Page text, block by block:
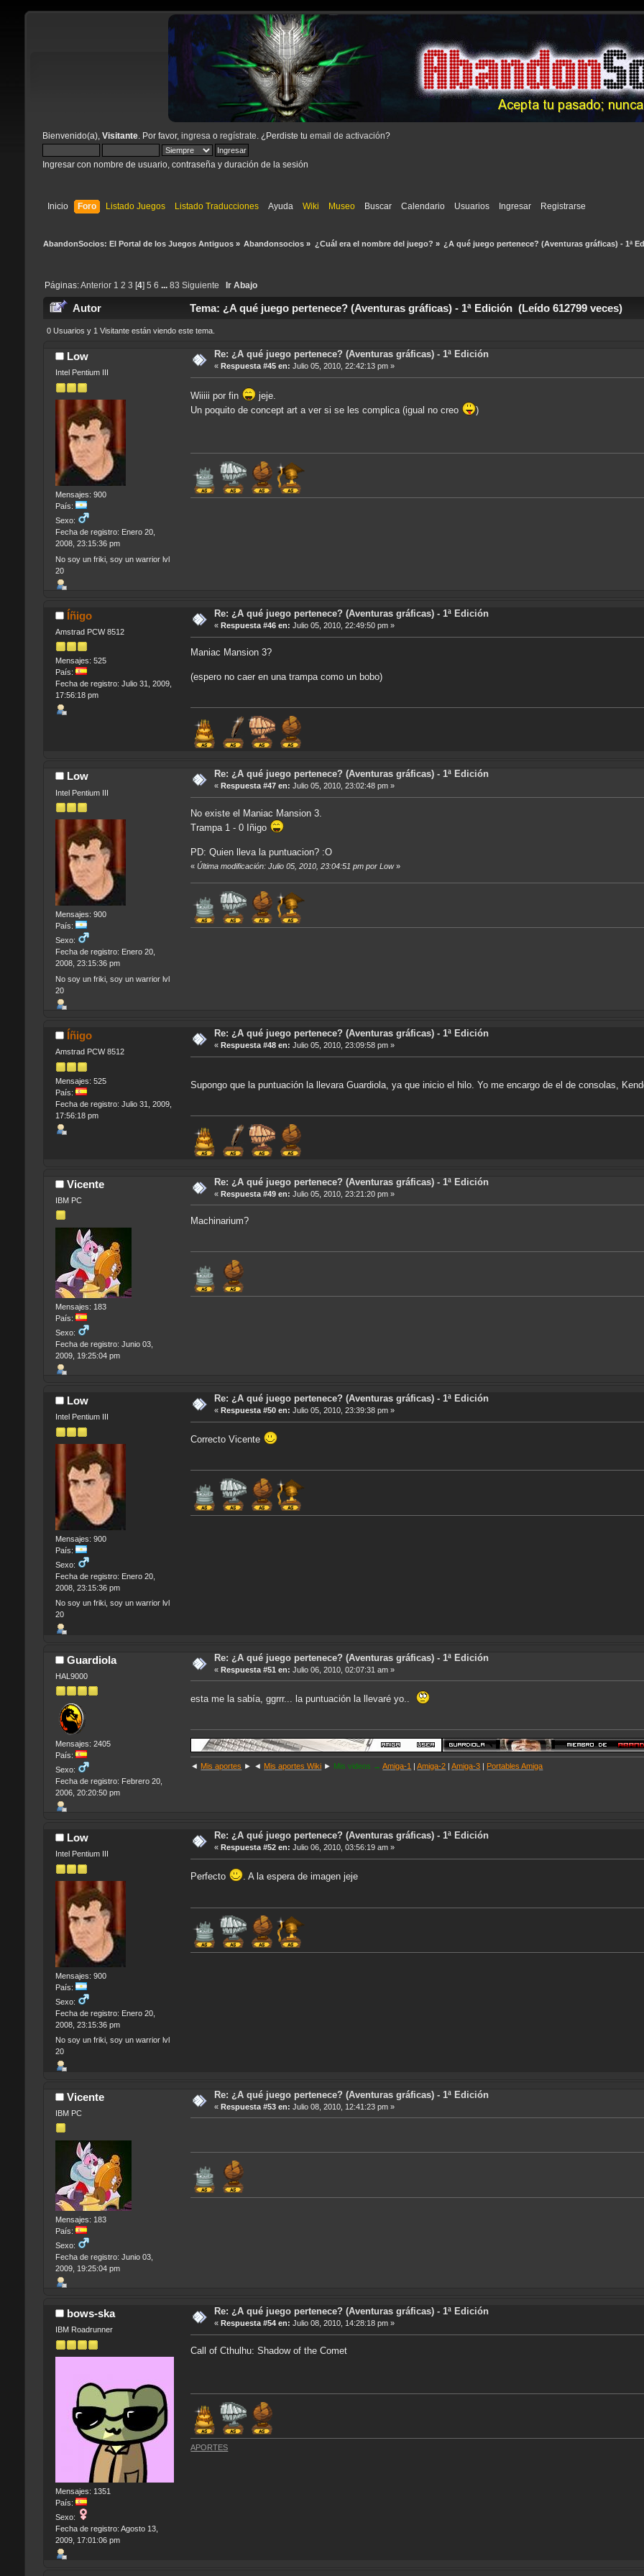
Bienvenido(a), Visitante. Por favor, ingresa o regístrate . ¿Perdiste tu email de activación?
Ingresar con nombre de usuario, contraseña y duración de la sesión
Inicio Foro Listado Juegos Listado Traducciones Ayuda Wiki Museo Buscar Calendario Usuarios Ingresar Registrarse
AbandonSocios: El Portal de los Juegos Antiguos» Abandonsocios » ¿Cuál era el nombre del juego? » ¿A qué juego pertenece? (Aventuras gráficas) - 1ª
Páginas:Anterior 1 2 3 4] 5 6 ... 83 Siguiente Ir Abajo
Autor Tema: ¿A qué juego pertenece? (Aventuras gráficas) - 1ª Edición (Leído 612799 veces)
0 Usuarios y 1 Visitante están viendo este tema.
Low
Intel Pentium III
Mensajes: 900
País:
Sexo:
Fecha de registro: Enero 20,
2008, 23:15:36 pm
No soy un friki, soy un warrior lvl
20
Re: ¿A qué juego pertenece? (Aventuras gráficas) - 1ª Edición
« Respuesta #45 en: Julio 05, 2010, 22:42:13 pm »
Wiiiii por fin
jeje.
Un poquito de concept art a ver si se les complica (igual no creo
)
Íñigo
Amstrad PCW 8512
Mensajes: 525
País:
Fecha de registro: Julio 31, 2009,
17:56:18 pm
Re: ¿A qué juego pertenece? (Aventuras gráficas) - 1ª Edición
« Respuesta #46 en: Julio 05, 2010, 22:49:50 pm »
Maniac Mansion 3?
(espero no caer en una trampa como un bobo)
Low
Intel Pentium III
Mensajes: 900
País:
Sexo:
Fecha de registro: Enero 20,
2008, 23:15:36 pm
No soy un friki, soy un warrior lvl
20
Re: ¿A qué juego pertenece? (Aventuras gráficas) - 1ª Edición
« Respuesta #47 en: Julio 05, 2010, 23:02:48 pm »
No existe el Maniac Mansion 3.
Trampa 1 - 0 Iñigo
PD: Quien lleva la puntuacion? :O
«Última modificación: Julio 05, 2010, 23:04:51 pm por Low»
Íñigo
Amstrad PCW 8512
Mensajes: 525
País:
Fecha de registro: Julio 31, 2009,
17:56:18 pm
Re: ¿A qué juego pertenece? (Aventuras gráficas) - 1ª Edición
« Respuesta #48 en: Julio 05, 2010, 23:09:58 pm »
Supongo que la puntuación la llevara Guardiola, ya que inicio el hilo. Yo me encargo de el de consolas,
Vicente
IBM PC
Mensajes: 183
País:
Sexo:
Fecha de registro: Junio 03,
2009, 19:25:04 pm
Re: ¿A qué juego pertenece? (Aventuras gráficas) - 1ª Edición
« Respuesta #49 en: Julio 05, 2010, 23:21:20 pm »
Machinarium?
Low
Intel Pentium III
Mensajes: 900
País:
Sexo:
Fecha de registro: Enero 20,
2008, 23:15:36 pm
No soy un friki, soy un warrior lvl
20
Re: ¿A qué juego pertenece? (Aventuras gráficas) - 1ª Edición
« Respuesta #50 en: Julio 05, 2010, 23:39:38 pm »
Correcto Vicente
Guardiola
HAL9000
Mensajes: 2405
País:
Sexo:
Fecha de registro: Febrero 20,
2006, 20:20:50 pm
Re: ¿A qué juego pertenece? (Aventuras gráficas) - 1ª Edición
« Respuesta #51 en: Julio 06, 2010, 02:07:31 am »
esta me la sabía, ggrrr... la puntuación la llevaré yo..
◄ Mis aportes ► ◄ Mis aportes Wiki ► Mis videos →Amiga-1 |Amiga-2 |Amiga-3 | Portables Amiga
Low
Intel Pentium III
Mensajes: 900
País:
Sexo:
Fecha de registro: Enero 20,
2008, 23:15:36 pm
No soy un friki, soy un warrior lvl
20
Re: ¿A qué juego pertenece? (Aventuras gráficas) - 1ª Edición
« Respuesta #52 en: Julio 06, 2010, 03:56:19 am »
Perfecto . A la espera de imagen jeje
Vicente
IBM PC
Mensajes: 183
País:
Sexo:
Fecha de registro: Junio 03,
2009, 19:25:04 pm
Re: ¿A qué juego pertenece? (Aventuras gráficas) - 1ª Edición
« Respuesta #53 en: Julio 08, 2010, 12:41:23 pm »
bows-ska
IBM Roadrunner
Mensajes: 1351
País:
Sexo:
Fecha de registro: Agosto 13,
2009, 17:01:06 pm
Re: ¿A qué juego pertenece? (Aventuras gráficas) - 1ª Edición
« Respuesta #54 en: Julio 08, 2010, 14:28:18 pm »
Call of Cthulhu: Shadow of the Comet
APORTES